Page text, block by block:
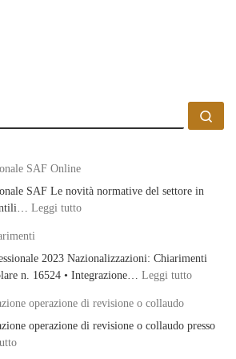
SAF Online
SAF Le novità normative del settore in
Leggi tutto: Aggiornamento Professionale
2023 Nazionalizzazioni: Chiarimenti
n. 16524 • Integrazione… Leggi tutto:
operazione di revisione o collaudo
operazione di revisione o collaudo presso
: Limiti temporali prenotazione operazione di